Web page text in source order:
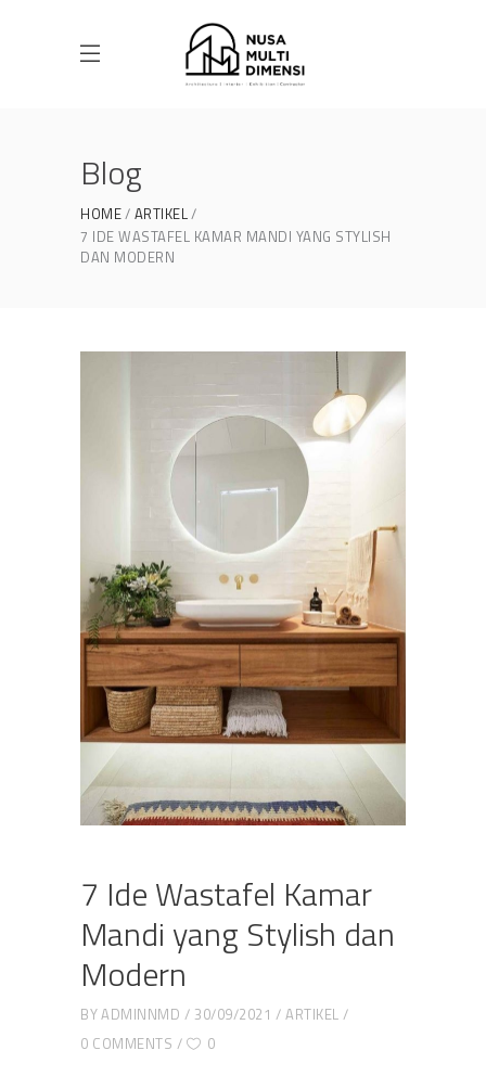
Blog
HOME ARTIKEL
7 IDE WASTAFEL KAMAR MANDI YANG STYLISH
DAN MODERN
7 Ide Wastafel Kamar
Mandi yang Stylish dan
Modern
BYADMINNMD 30/09/2021
ARTIKEL
0 COMMENTS
0